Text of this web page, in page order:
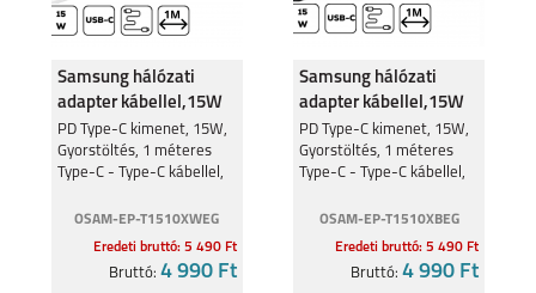
Samsung hálózati
adapter kábellel,15W
PD Type-C kimenet, 15W,
Gyorstöltés, 1 méteres
Type-C - Type-C kábellel,
OSAM-EP-T1510XWEG
Eredeti bruttó: 5 490 Ft
Bruttó: 4 990 Ft
Samsung hálózati
adapter kábellel,15W
Fekete
PD Type-C kimenet, 15W,
Gyorstöltés, 1 méteres
Type-C - Type-C kábellel,
OSAM-EP-T1510XBEG
Eredeti bruttó: 5 490 Ft
Bruttó:4 990 Ft